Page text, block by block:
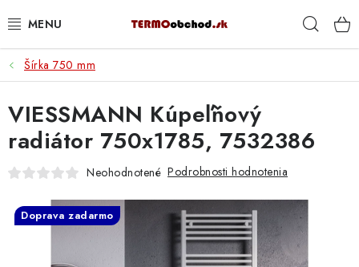
na
VYKUROVANIE
ROZVOD VODY A KÚRENIA
ODPAD A KANALIZÁCIA
Šírka 750 mm
VIESSMANN Kúpeľňový
radiátor 750x1785, 7532386
Neohodnotené Podrobnosti hodnotenia
Doprava zadarmo